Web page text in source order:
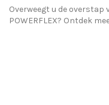
Overweegt u de overstap
POWERFLEX? Ontdek